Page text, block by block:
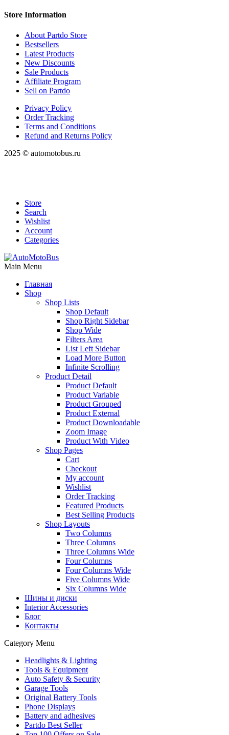
Store Information
About Partdo Store
Bestsellers
Latest Products
New Discounts
Sale Products
Affiliate Program
Sell on Partdo
Privacy Policy
Order Tracking
Terms and Conditions
Refund and Returns Policy
2025 © automotobus.ru
Store
Search
Wishlist
Account
Categories
Main Menu
Главная
Shop
Shop Lists
Shop Default
Shop Right Sidebar
Shop Wide
Filters Area
List Left Sidebar
Load More Button
Infinite Scrolling
Product Detail
Product Default
Product Variable
Product Grouped
Product External
Product Downloadable
Zoom Image
Product With Video
Shop Pages
Cart
Checkout
My account
Wishlist
Order Tracking
Featured Products
Best Selling Products
Shop Layouts
Two Columns
Three Columns
Three Columns Wide
Four Columns
Four Columns Wide
Five Columns Wide
Six Columns Wide
Шины и диски
Interior Accessories
Блог
Контакты
Category Menu
Headlights & Lighting
Tools & Equipment
Auto Safety & Security
Garage Tools
Original Battery Tools
Phone Displays
Battery and adhesives
Partdo Best Seller